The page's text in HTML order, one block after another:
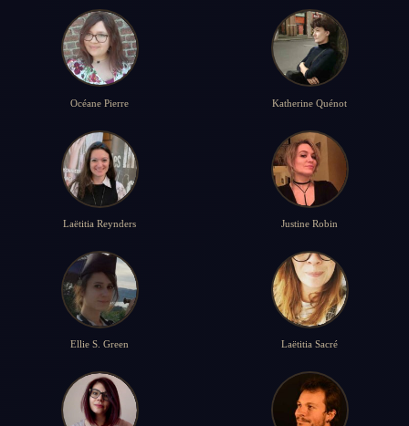
Océane Pierre Katherine Quénot
Laëtitia Reynders Justine Robin
Ellie S. Green Laëtitia Sacré